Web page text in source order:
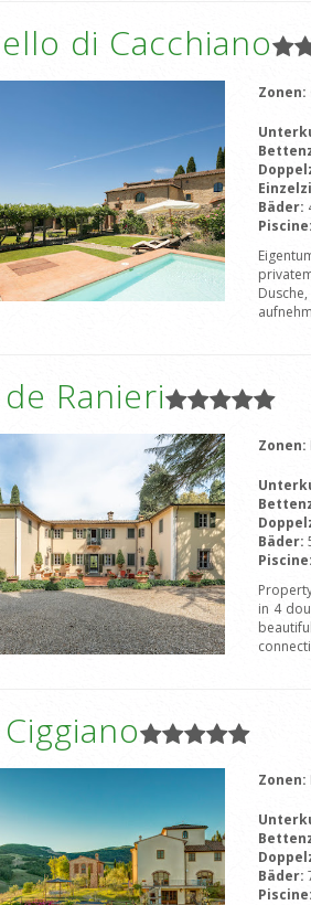
di Cacchiano
Zonen:
Bäder:
Piscine:
Ranieri
Zonen:
Bäder:
Piscine:
in 4
Zonen:
Bäder:
Piscine: